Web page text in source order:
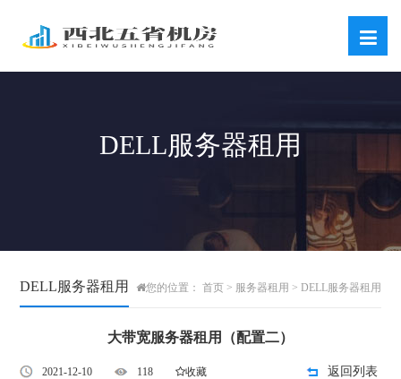
DELL服务器租用
DELL服务器租用 您的位置： 首页> 服务器租用 > DELL服务器租用
大带宽服务器租用（配置二）
2021-12-10 118 收藏 返回列表